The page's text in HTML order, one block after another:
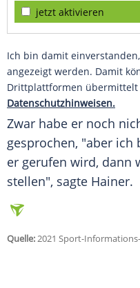
jetzt aktivieren
Ich bin damit
angezeigt werden. Damit
Drittplattformen übermittelt
Datenschutzhinweisen.
Zwar habe er noch
gesprochen, "aber ich
er gerufen wird, dann
stellen", sagte Hainer.
Quelle:2021 Sport-